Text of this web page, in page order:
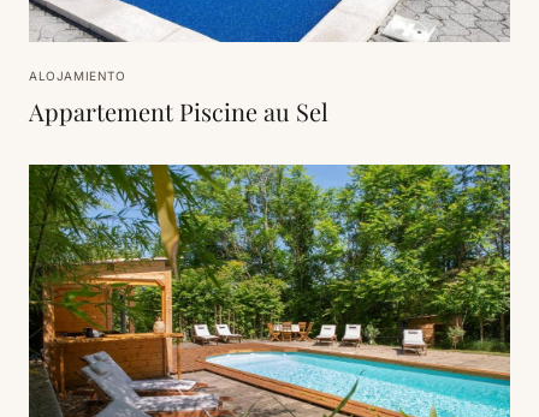
ALOJAMIENTO
Appartement Piscine au Sel